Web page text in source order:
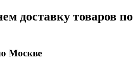
доставку товаров по
Москве